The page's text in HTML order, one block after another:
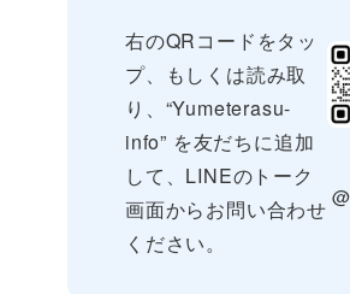
右のQRコードをタッ
プ、もしくは読み取
り、“Yumeterasu-
info” を友だちに追加
して、LINEのトーク
画面からお問い合わせ
ください。